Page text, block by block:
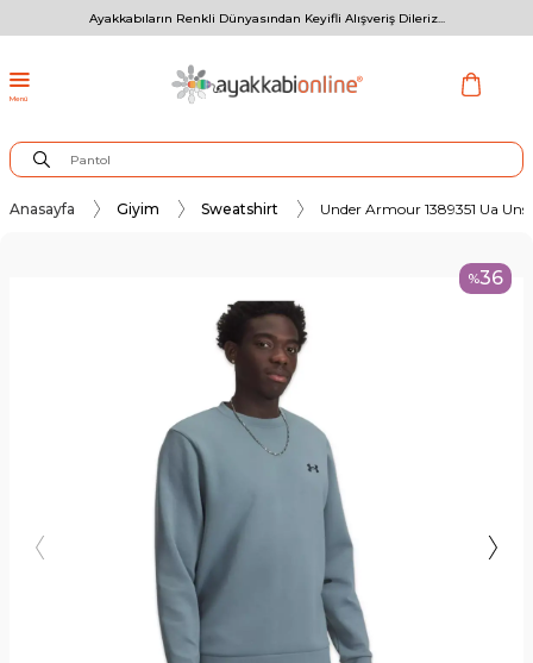
Ayakkabıların Renkli Dünyasından Keyifli Alışveriş Dileriz...
Menü
Anasayfa Giyim Sweatshirt Under Armour 1389351 Ua
%36